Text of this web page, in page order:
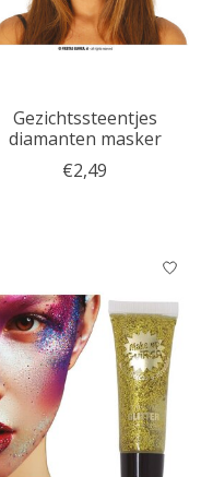
Gezichtssteentjes
diamanten masker
€2,49